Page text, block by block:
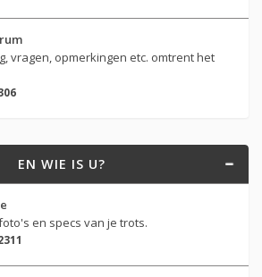
vragen, opmerkingen etc. omtrent het
EN WIE IS U?
en specs van je trots.